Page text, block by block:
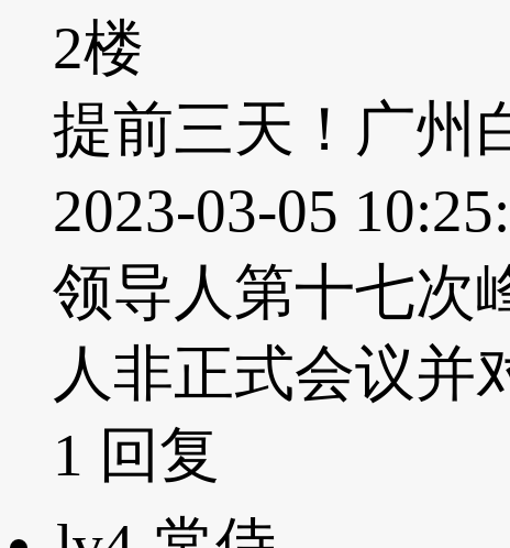
2楼
提前三天！广州
2023-03-05
领导人第十七次
人非正式会议并
1 回复